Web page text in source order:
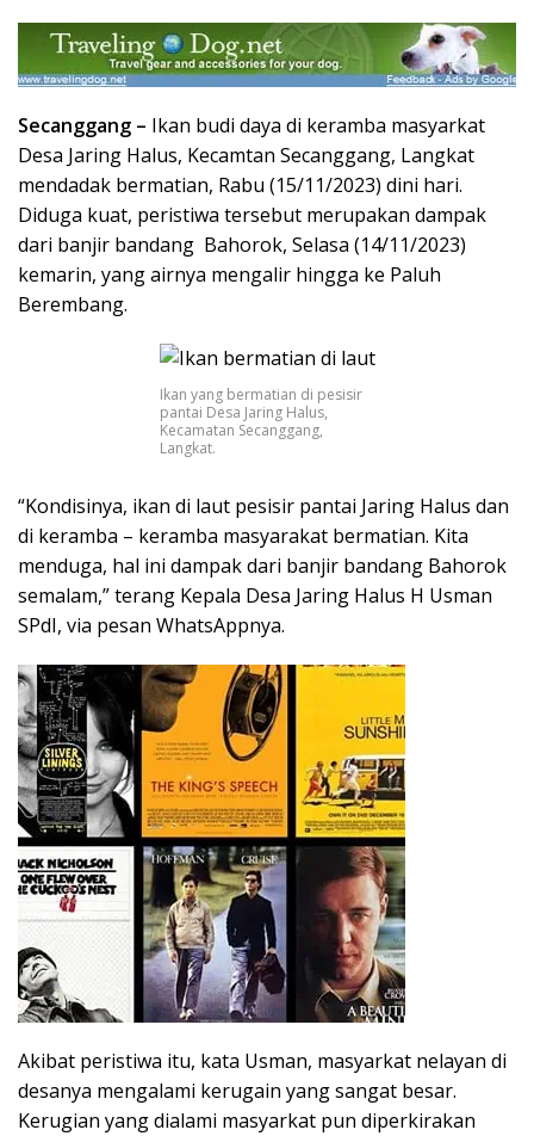
Secanggang – Ikan budi daya di keramba masyarkat
Desa Jaring Halus, Kecamtan Secanggang, Langkat
mendadak bermatian, Rabu (15/11/2023) dini hari.
Diduga kuat, peristiwa tersebut merupakan dampak
dari banjir bandang Bahorok, Selasa (14/11/2023)
kemarin, yang airnya mengalir hingga ke Paluh
Berembang.
Ikan yang bermatian di pesisir
pantai Desa Jaring Halus,
Kecamatan Secanggang,
Langkat.
“Kondisinya, ikan di laut pesisir pantai Jaring Halus dan
di keramba – keramba masyarakat bermatian. Kita
menduga, hal ini dampak dari banjir bandang Bahorok
semalam,” terang Kepala Desa Jaring Halus H Usman
SPdI, via pesan WhatsAppnya.
Akibat peristiwa itu, kata Usman, masyarkat nelayan di
desanya mengalami kerugain yang sangat besar.
Kerugian yang dialami masyarkat pun diperkirakan